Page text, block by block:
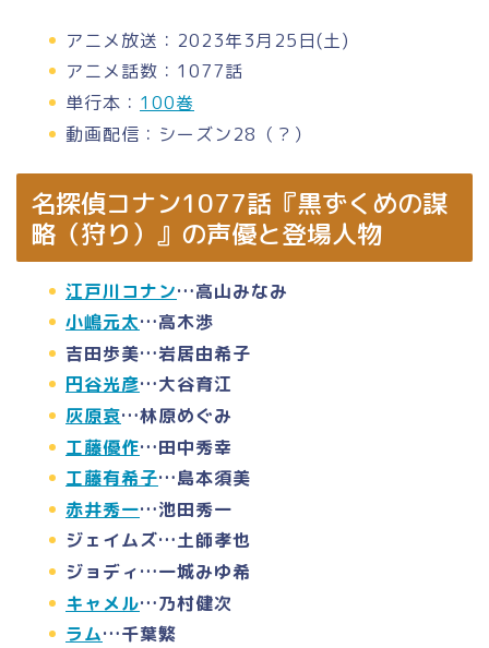
アニメ放送：2023年3月25日(土)
アニメ話数：1077話
単行本： 100巻
動画配信：シーズン28（？）
名探偵コナン1077話『黒ずくめの謀
略（狩り）』の声優と登場人物
江戸川コナン…高山みなみ
小嶋元太…高木渉
吉田歩美…岩居由希子
円谷光彦…大谷育江
灰原哀…林原めぐみ
工藤優作…田中秀幸
工藤有希子…島本須美
赤井秀一…池田秀一
ジェイムズ…土師孝也
ジョディ…一城みゆ希
キャメル…乃村健次
ラム…千葉繁